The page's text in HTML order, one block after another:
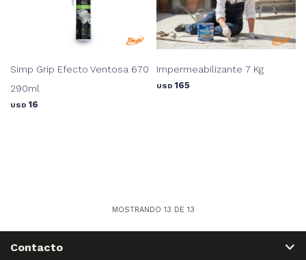
Simp Grip Efecto Ventosa 670
290ml
USD 16
Impermeabilizante 7 Kg
USD 165
MOSTRANDO 13 DE 13
Contacto